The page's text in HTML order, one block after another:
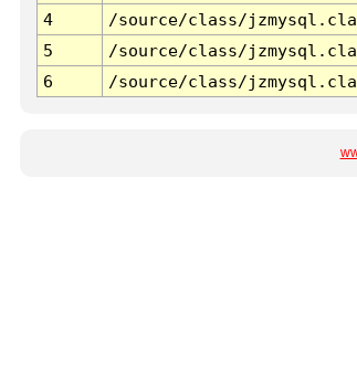
4
/source/class/
5
/source/class/
6
/source/class/